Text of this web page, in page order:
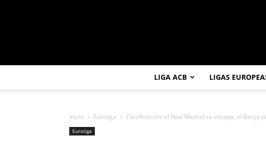
LIGA ACB LIGAS
Inicio Euroliga Clasificación: el Real Madrid se escapa, el Barça
Euroliga